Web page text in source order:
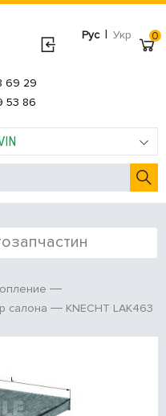
Рус | Укр
69 29
53 86
0
салона KNECHT LAK463